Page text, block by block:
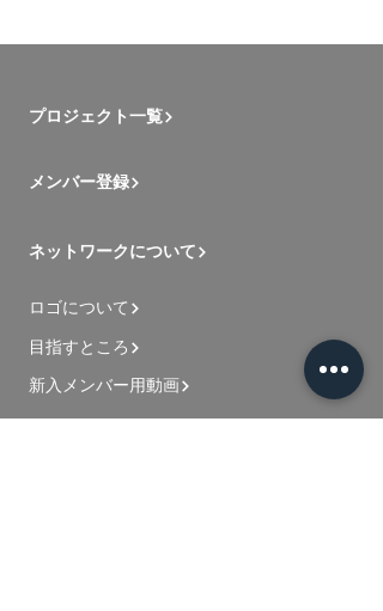
プロジェクト一覧
メンバー登録
ネットワークについて
ロゴについて
目指すところ
新入メンバー用動画